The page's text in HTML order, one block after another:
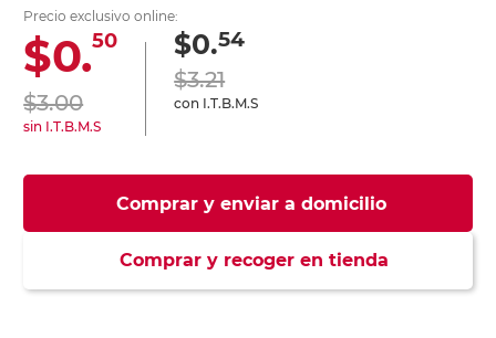
Precio exclusivo online:
$0.50
$3.00
sin I.T.B.M.S
$0.54
$3.21
con I.T.B.M.S
Comprar y enviar a domicilio
Comprar y recoger en tienda